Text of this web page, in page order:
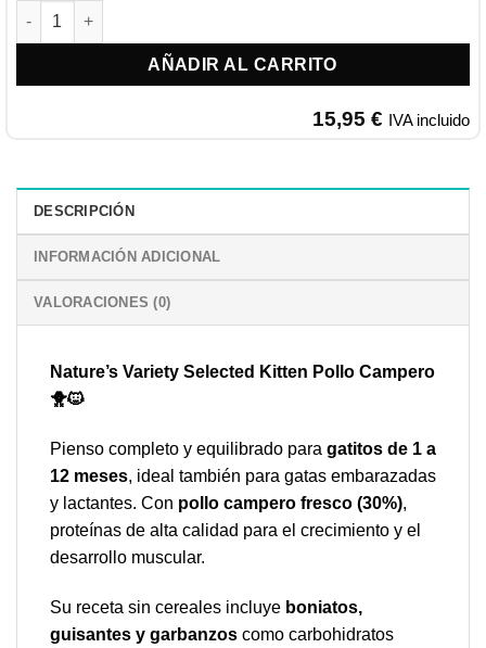
Nature´s Variety Kitten Pollo No Grain 1,25KG cantidad
AÑADIR AL CARRITO
15,95 € IVA incluido
DESCRIPCIÓN
INFORMACIÓN ADICIONAL
VALORACIONES (0)
Nature’s Variety Selected Kitten Pollo Campero
🐥🐱
Pienso completo y equilibrado para gatitos de 1 a
12 meses, ideal también para gatas embarazadas
y lactantes. Con pollo campero fresco (30%),
proteínas de alta calidad para el crecimiento y el
desarrollo muscular.
Su receta sin cereales incluye boniatos,
guisantes y garbanzos como carbohidratos